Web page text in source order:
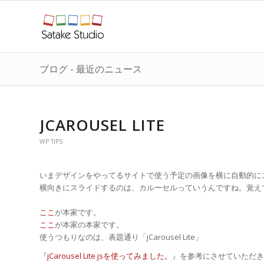
ブログ - 最近のニュース
JCAROUSEL LITE
WP TIPS
いまデザインをやってるサイトで使う予定の画像を横に自動的に
横向きにスライドするのは、カルーセルっていうんですね。覚え
ここが本家です。
ここが本家の本家です。
使うつもりなのは、表題通り「jCarousel Lite」
『jCarousel Lite jsを使ってみました。 』を参考にさせていただ